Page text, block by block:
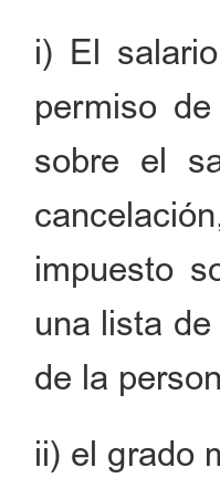
i) El
permiso
sobre el
impuesto
una lista
de la
ii) el grado